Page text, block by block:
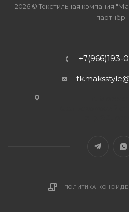
2026 © Текстильная компания
партнёр
+7(966)193-
ПОЛИТИКА